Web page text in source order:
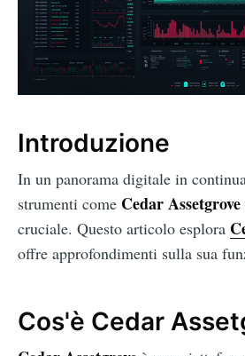
Introduzione
In un panorama digitale in
strumenti come Cedar Assetgrove
cruciale. Questo articolo esplora
offre approfondimenti sulla sua
Cos'è Cedar